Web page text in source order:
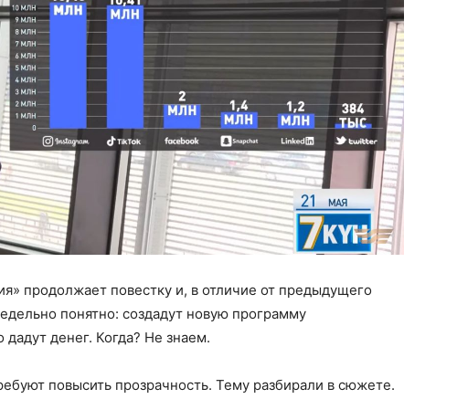
продолжает повестку и, в отличие от предыдущего
понятно: создадут новую программу
дадут денег. Когда? Не знаем.
повысить прозрачность. Тему разбирали в сюжете.